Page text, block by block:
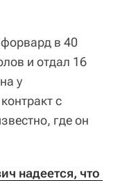
в 40
и отдал 16
у
с
где он
надеется, что